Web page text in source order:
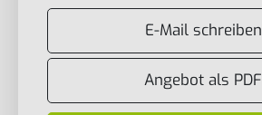
E-Mail schreiben
Angebot als PDF